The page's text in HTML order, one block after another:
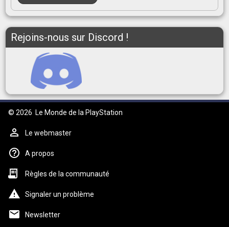
Rejoins-nous sur Discord !
© 2026 Le Monde de la PlayStation
Le webmaster
A propos
Règles de la communauté
Signaler un problème
Newsletter